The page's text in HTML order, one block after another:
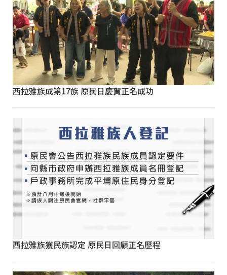
西拉雅族成第17族 原民日慶賀正名成功
西拉雅族獲民族認定 原民日回顧正名歷程